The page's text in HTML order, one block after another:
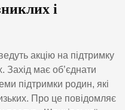
і
акцію на підтримку
Захід має об’єднати
підтримки родин, які
Про це повідомляє